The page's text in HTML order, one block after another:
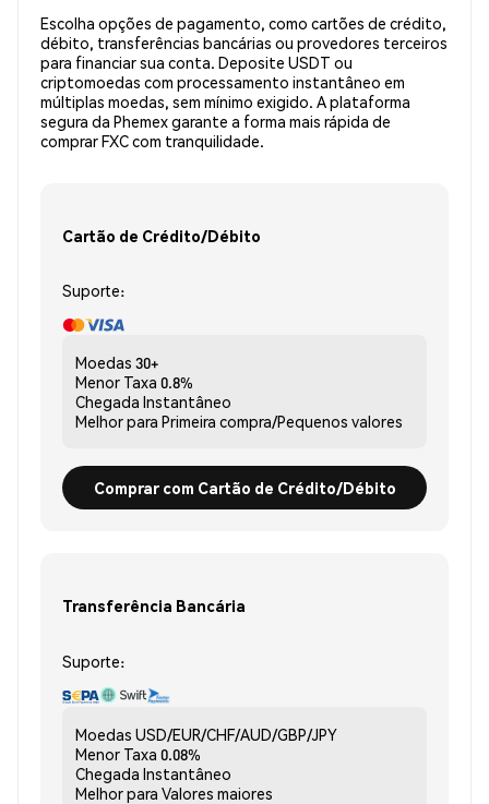
Escolha opções de pagamento, como cartões de crédito,
débito, transferências bancárias ou provedores terceiros
para financiar sua conta. Deposite USDT ou
criptomoedas com processamento instantâneo em
múltiplas moedas, sem mínimo exigido. A plataforma
segura da Phemex garante a forma mais rápida de
comprar FXC com tranquilidade.
Cartão de Crédito/Débito
Suporte:
Moedas 30+
Menor Taxa 0.8%
Chegada Instantâneo
Melhor para Primeira compra/Pequenos valores
Comprar com Cartão de Crédito/Débito
Transferência Bancária
Suporte:
Moedas USD/EUR/CHF/AUD/GBP/JPY
Menor Taxa 0.08%
Chegada Instantâneo
Melhor para Valores maiores